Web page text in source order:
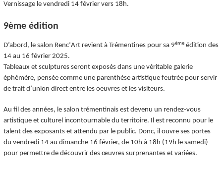
Vernissage le vendredi 14 février vers 18h.
9ème édition
D’abord, le salon RencʻArt revient à Trémentines pour sa 9èmeédition des
14 au 16 février 2025.
Tableaux et sculptures seront exposés dans une véritable galerie
éphémère, pensée comme une parenthèse artistique feutrée pour servir
de trait d’union direct entre les oeuvres et les visiteurs.
Au fil des années, le salon trémentinais est devenu un rendez-vous
artistique et culturel incontournable du territoire. Il est reconnu pour le
talent des exposants et attendu par le public. Donc, il ouvre ses portes
du vendredi 14 au dimanche 16 février, de 10h à 18h (19h le samedi)
pour permettre de découvrir des œuvres surprenantes et variées.